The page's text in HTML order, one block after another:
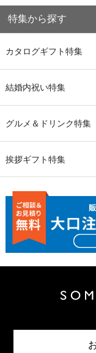
特集から探す
カタログギフト特集
結婚内祝い特集
グルメ＆ドリンク特集
挨拶ギフト特集